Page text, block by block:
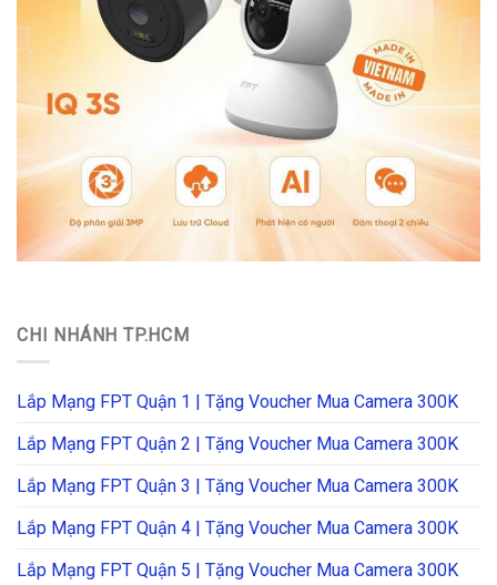
CHI NHÁNH TP.HCM
Lắp Mạng FPT Quận 1 | Tặng Voucher Mua Camera 300K
Lắp Mạng FPT Quận 2 | Tặng Voucher Mua Camera 300K
Lắp Mạng FPT Quận 3 | Tặng Voucher Mua Camera 300K
Lắp Mạng FPT Quận 4 | Tặng Voucher Mua Camera 300K
Lắp Mạng FPT Quận 5 | Tặng Voucher Mua Camera 300K